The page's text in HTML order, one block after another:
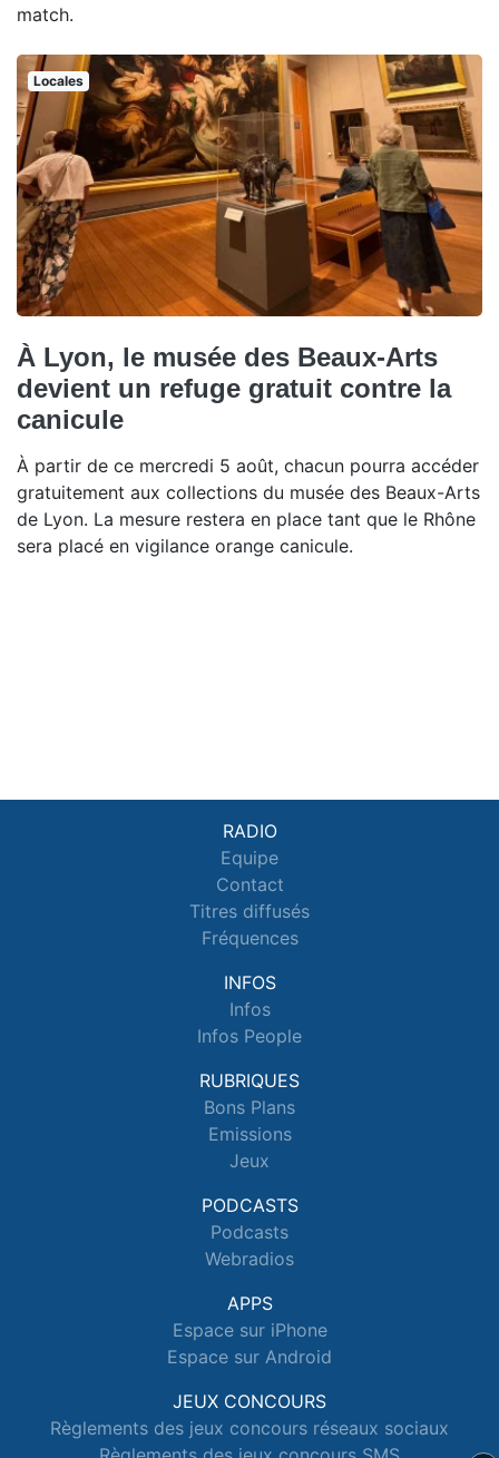
match.
Locales
À Lyon, le musée des Beaux-Arts
devient un refuge gratuit contre la
canicule
À partir de ce mercredi 5 août, chacun pourra accéder
gratuitement aux collections du musée des Beaux-Arts
de Lyon. La mesure restera en place tant que le Rhône
sera placé en vigilance orange canicule.
RADIO
Equipe
Contact
Titres diffusés
Fréquences
INFOS
Infos
Infos People
RUBRIQUES
Bons Plans
Emissions
Jeux
PODCASTS
Podcasts
Webradios
APPS
Espace sur iPhone
Espace sur Android
JEUX CONCOURS
Règlements des jeux concours réseaux sociaux